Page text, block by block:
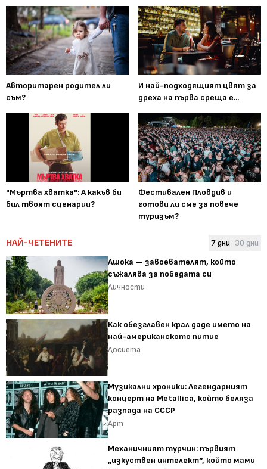
Авторитарен родител ли
съм?
И най-подходящият цвят за
дреха на първа среща е...
"Мъртва хватка": А какъв би
бил твоят сценарии?
Фестивален Пловдив и
готови ли сме за повече
туризъм?
НАЙ-ЧЕТЕНИТЕ 7 дни 30 дни
Ашока — завоевателят, който
съжалява за победата си
Личности
Как обезглавен крал даде името на
най-американското питие
Досиета
Музикални хроники: Легендарният
концерт на Metallica, който беляза
разпада на СССР
Арт
Механичният турчин: първият
„изкуствен интелект“, който мами